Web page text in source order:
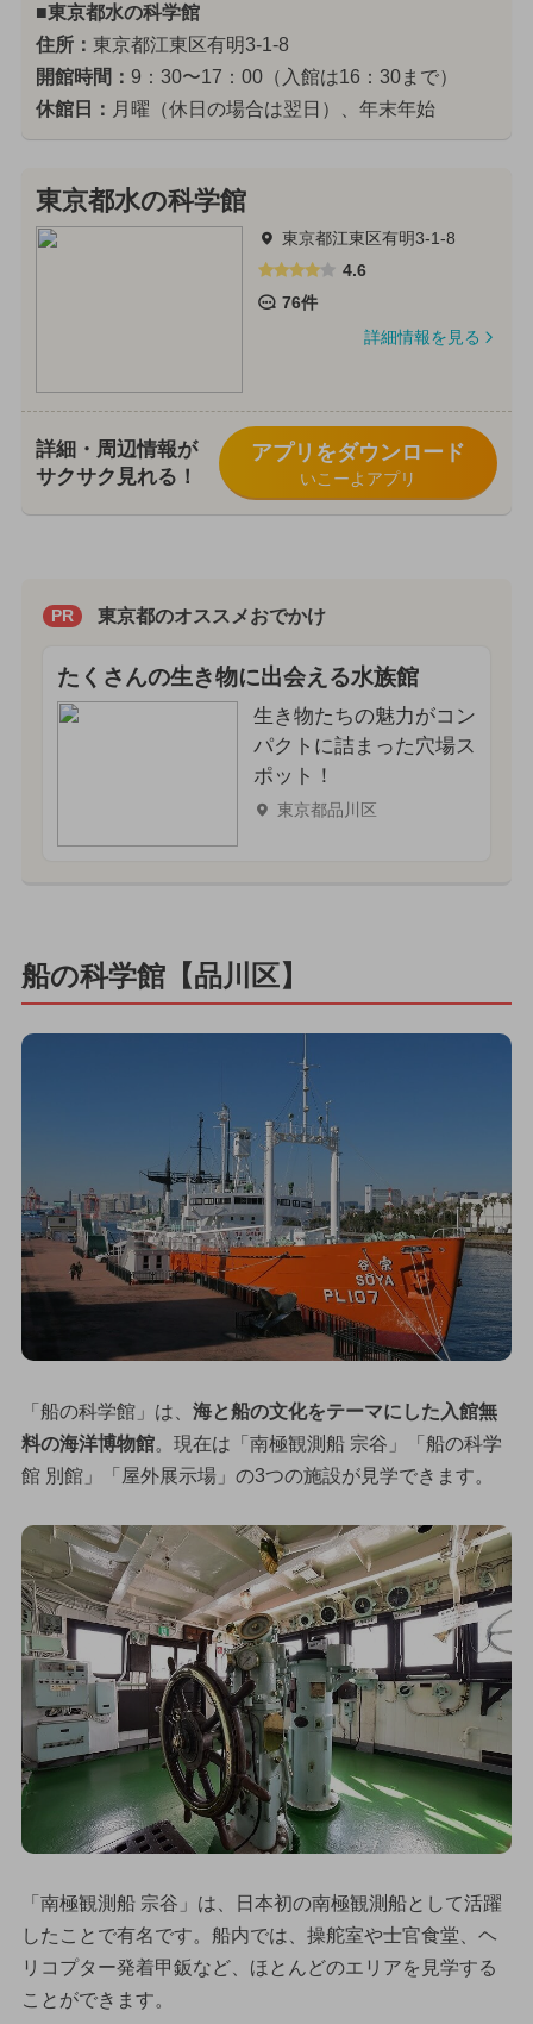
■東京都水の科学館
住所： 東京都江東区有明3-1-8
開館時間： 9：30〜17：00（入館は16：30まで）
休館日： 月曜（休日の場合は翌日）、年末年始
東京都水の科学館
東京都江東区有明3-1-8
4.6
76件
詳細情報を見る
詳細・周辺情報が
サクサク見れる！
アプリをダウンロード
いこーよアプリ
PR 東京都のオススメおでかけ
たくさんの生き物に出会える水族館
生き物たちの魅力がコン
パクトに詰まった穴場ス
ポット！
東京都品川区
船の科学館【品川区】
「船の科学館」は、 海と船の文化をテーマにした入館無
料の海洋博物館。現在は「南極観測船 宗谷」「船の科学
館 別館」「屋外展示場」の3つの施設が見学できます。
「南極観測船 宗谷」は、日本初の南極観測船として活躍
したことで有名です。船内では、操舵室や士官食堂、ヘ
リコプター発着甲鈑など、ほとんどのエリアを見学する
ことができます。